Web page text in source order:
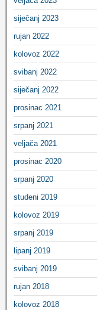
siječanj 2023
rujan 2022
kolovoz 2022
svibanj 2022
siječanj 2022
prosinac 2021
srpanj 2021
veljača 2021
prosinac 2020
srpanj 2020
studeni 2019
kolovoz 2019
srpanj 2019
lipanj 2019
svibanj 2019
rujan 2018
kolovoz 2018